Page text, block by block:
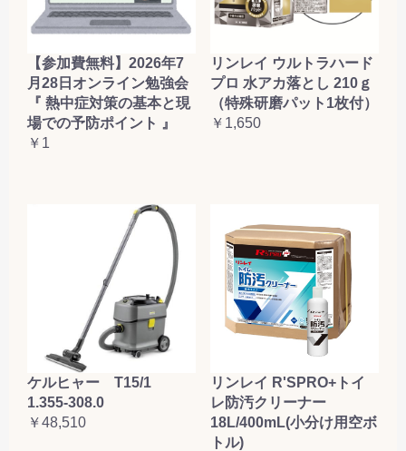
【参加費無料】2026年7
月28日オンライン勉強会
『 熱中症対策の基本と現
場での予防ポイント 』
￥1
リンレイ ウルトラハード
プロ 水アカ落とし 210ｇ
（特殊研磨パット1枚付）
￥1,650
ケルヒャー T15/1
1.355-308.0
￥48,510
リンレイ R'SPRO+トイ
レ防汚クリーナー
18L/400mL(小分け用空ボ
トル)